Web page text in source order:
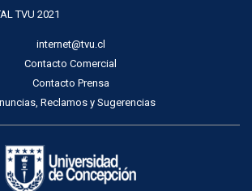
TVU 2021
internet@tvu.cl
Contacto Comercial
Contacto Prensa
Reclamos y Sugerencias